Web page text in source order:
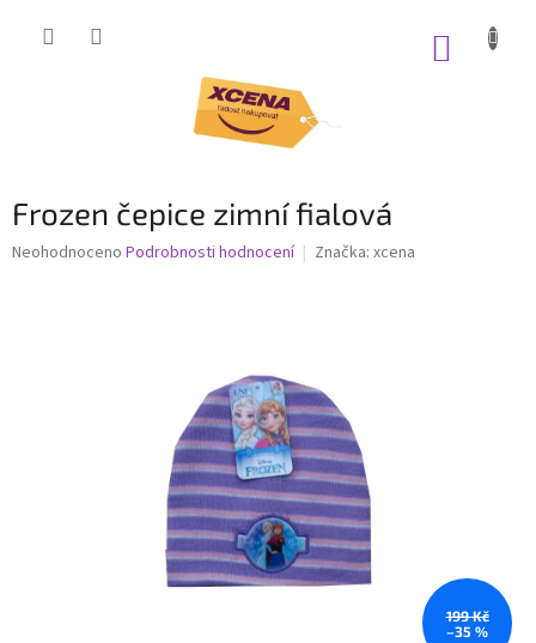
Frozen čepice zimní fialová
Průměrné
Neohodnoceno Podrobnosti hodnocení Značka: xcena
199 Kč
–35 %